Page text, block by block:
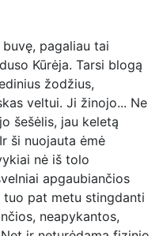
pagaliau tai
Kūrėja. Tarsi blogą
žodžius,
veltui. Ji žinojo... Ne
šešėlis, jau keletą
ši nuojauta ėmė
nė iš tolo
apgaubiančios
pat metu stingdanti
neapykantos,